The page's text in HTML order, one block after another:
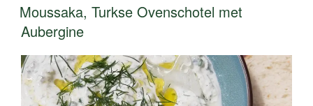
Moussaka, Turkse Ovenschotel met
Aubergine